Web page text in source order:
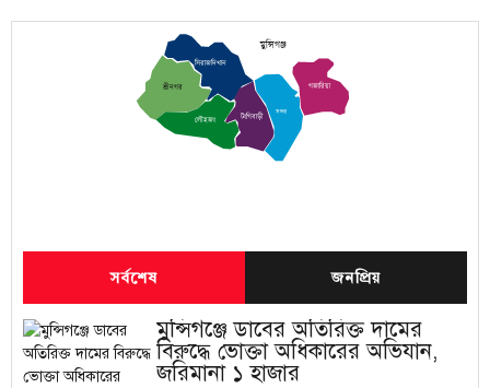
শ্রীনগর
সিরাজদিখান
টংগিবাড়ী
সদর
গজারিয়া
লৌহজং
মুন্সিগঞ্জ
সর্বশেষ জনপ্রিয়
মুন্সিগঞ্জে ডাবের অতিরিক্ত দামের
বিরুদ্ধে ভোক্তা অধিকারের অভিযান,
জরিমানা ১ হাজার